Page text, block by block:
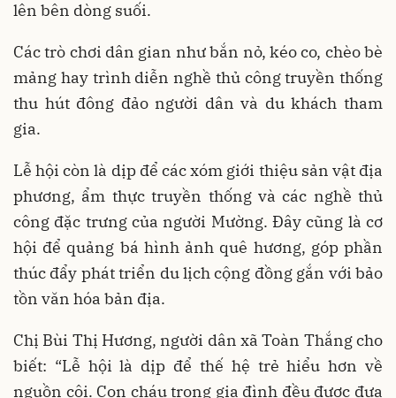
lên bên dòng suối.
Các trò chơi dân gian như bắn nỏ, kéo co, chèo bè
mảng hay trình diễn nghề thủ công truyền thống
thu hút đông đảo người dân và du khách tham
gia.
Lễ hội còn là dịp để các xóm giới thiệu sản vật địa
phương, ẩm thực truyền thống và các nghề thủ
công đặc trưng của người Mường. Đây cũng là cơ
hội để quảng bá hình ảnh quê hương, góp phần
thúc đẩy phát triển du lịch cộng đồng gắn với bảo
tồn văn hóa bản địa.
Chị Bùi Thị Hương, người dân xã Toàn Thắng cho
biết: “Lễ hội là dịp để thế hệ trẻ hiểu hơn về
nguồn cội. Con cháu trong gia đình đều được đưa